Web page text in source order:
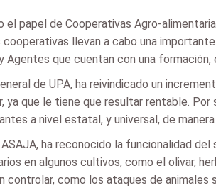
el papel de Cooperativas Agro-
llevan a cabo una
Agentes que cuentan con una
de UPA, ha reivindicado un
que le tiene que resultar rentable.
a nivel estatal, y universal, de
ha reconocido la funcionalidad
en algunos cultivos, como el olivar,
controlar, como los ataques de animales